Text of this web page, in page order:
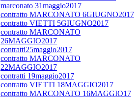
marconato 31maggio2017
contratto MARCONATO 6GIUGNO2017
contratto VIETTI 5GIUGNO2017
contratto MARCONATO
26MAGGIO2017
contratti25maggio2017
contratto MARCONATO
22MAGGIO2017
contratti 19maggio2017
contratto VIETTI 18MAGGIO2017
contratto MARCONATO 16MAGGIO17